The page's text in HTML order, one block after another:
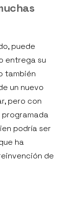
puede
entrega su
también
un nuevo
pero con
podría ser
ha
de